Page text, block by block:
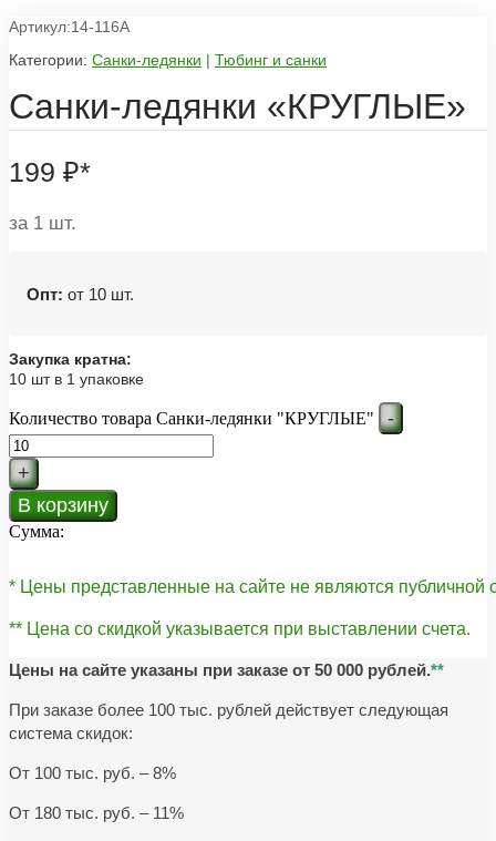
Артикул:14-116А
Категории: Санки-ледянки | Тюбинг и санки
Санки-ледянки «КРУГЛЫЕ»
199 ₽*
за 1 шт.
Опт: от 10 шт.
Закупка кратна:
10 шт в 1 упаковке
Количество товара Санки-ледянки "КРУГЛЫЕ" -
+
В корзину
Сумма:
* Цены представленные на сайте не являются публичной
** Цена со скидкой указывается при выставлении счета.
Цены на сайте указаны при заказе от 50 000 рублей.**
При заказе более 100 тыс. рублей действует следующая
система скидок:
От 100 тыс. руб. – 8%
От 180 тыс. руб. – 11%